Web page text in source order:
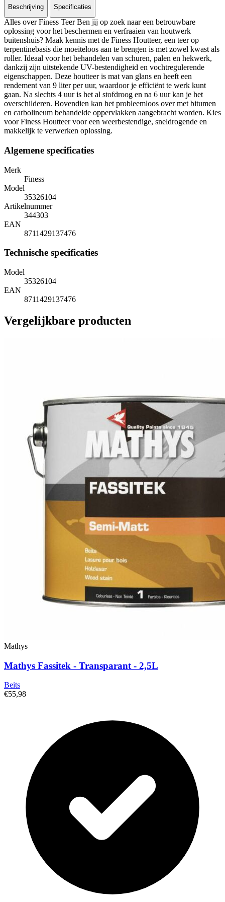
Beschrijving Specificaties
Alles over Finess Teer Ben jij op zoek naar een betrouwbare
oplossing voor het beschermen en verfraaien van houtwerk
buitenshuis? Maak kennis met de Finess Houtteer, een teer op
terpentinebasis die moeiteloos aan te brengen is met zowel kwast als
roller. Ideaal voor het behandelen van schuren, palen en hekwerk,
dankzij zijn uitstekende UV-bestendigheid en vochtregulerende
eigenschappen. Deze houtteer is mat van glans en heeft een
rendement van 9 liter per uur, waardoor je efficiënt te werk kunt
gaan. Na slechts 4 uur is het al stofdroog en na 6 uur kan je het
overschilderen. Bovendien kan het probleemloos over met bitumen
en carbolineum behandelde oppervlakken aangebracht worden. Kies
voor Finess Houtteer voor een weerbestendige, sneldrogende en
makkelijk te verwerken oplossing.
Algemene specificaties
Merk
Finess
Model
35326104
Artikelnummer
344303
EAN
8711429137476
Technische specificaties
Model
35326104
EAN
8711429137476
Vergelijkbare producten
Mathys
Mathys Fassitek - Transparant - 2,5L
Beits
€55,98